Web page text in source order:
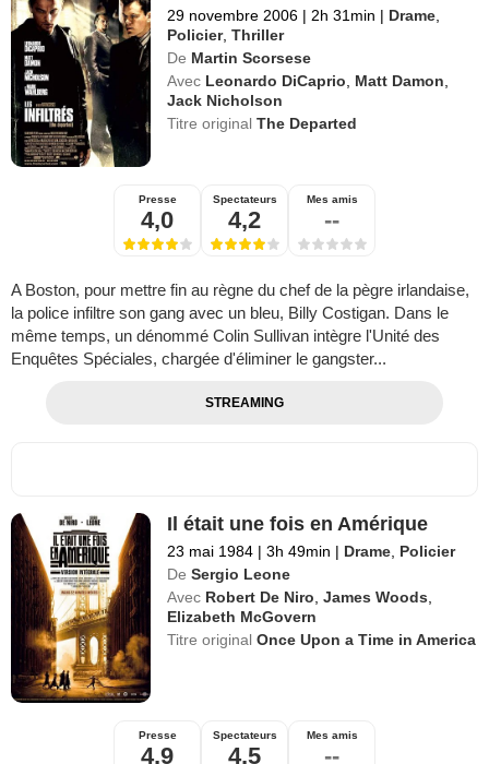
29 novembre 2006 | 2h 31min | Drame
Policier,Thriller
De Martin Scorsese
Avec Leonardo DiCaprio Matt Damon
Jack Nicholson
Titre originalThe Departed
Presse
4,0
Spectateurs
4,2
Mes amis
--
A Boston, pour mettre fin au règne du chef de la pègre irlandaise,
la police infiltre son gang avec un bleu, Billy Costigan. Dans le
même temps, un dénommé Colin Sullivan intègre l'Unité des
Enquêtes Spéciales, chargée d'éliminer le gangster...
STREAMING
Il était une fois en Amérique
23 mai 1984 | 3h 49min | Drame Policier
De Sergio Leone
Avec Robert De Niro ,James Woods
Elizabeth McGovern
Titre originalOnce Upon a Time in America
Presse
4,9
Spectateurs
4,5
Mes amis
--